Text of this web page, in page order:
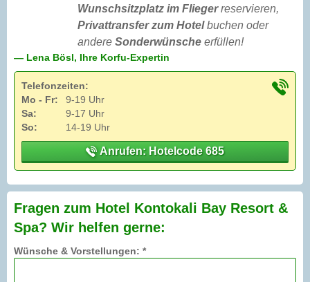
Wunschsitzplatz im Fliegerreservieren,
Privattransfer zum Hotelbuchen oder
andere Sonderwünsche erfüllen!
— Lena Bösl, Ihre Korfu-Expertin
Telefonzeiten:
Mo - Fr:
9-19 Uhr
Sa:
9-17 Uhr
So:
14-19 Uhr
Anrufen: Hotelcode 685
Fragen zum Hotel Kontokali Bay Resort &
Spa? Wir helfen gerne:
Wünsche & Vorstellungen: *